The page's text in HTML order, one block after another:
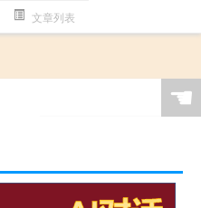
文章列表
☚